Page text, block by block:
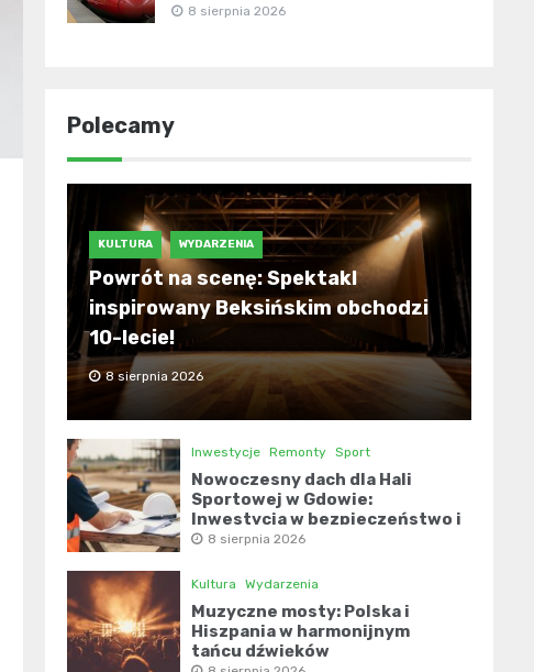
8 sierpnia 2026
Polecamy
KULTURA WYDARZENIA
Powrót na scenę: Spektakl
inspirowany Beksińskim obchodzi
10-lecie!
8 sierpnia 2026
Inwestycje Remonty Sport
Nowoczesny dach dla Hali
Sportowej w Gdowie:
Inwestycja w bezpieczeństwo i
komfort
8 sierpnia 2026
Kultura Wydarzenia
Muzyczne mosty: Polska i
Hiszpania w harmonijnym
tańcu dźwięków